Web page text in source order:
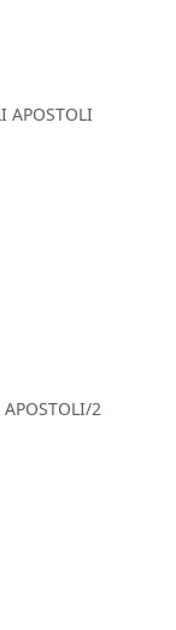
APOSTOLI
2